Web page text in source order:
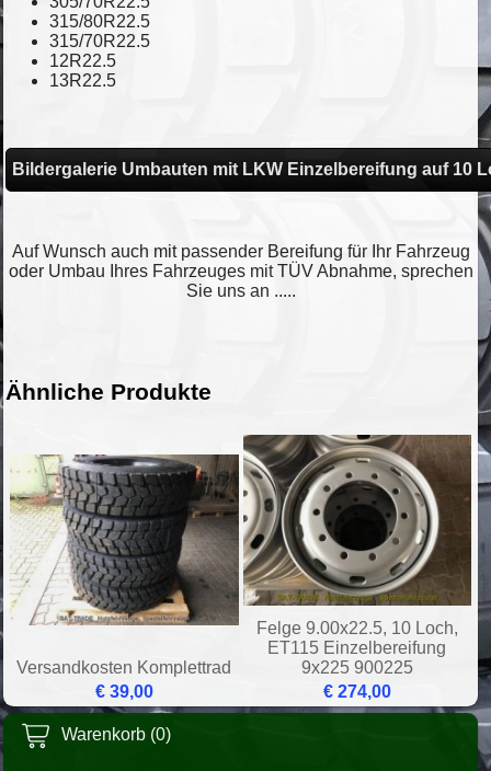
Warenkorb (0)
315/80R22.5
315/70R22.5
12R22.5
13R22.5
Bildergalerie Umbauten mit LKW Einzelbereifung auf 10
Auf Wunsch auch mit passender Bereifung für Ihr Fahrzeug
oder Umbau Ihres Fahrzeuges mit TÜV Abnahme, sprechen
Sie uns an .....
Ähnliche Produkte
Versandkosten Komplettrad
€ 39,00
Felge 9.00x22.5, 10 Loch,
ET115 Einzelbereifung
9x225 900225
€ 274,00